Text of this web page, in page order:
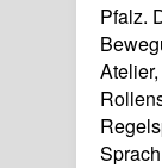
Pfalz.